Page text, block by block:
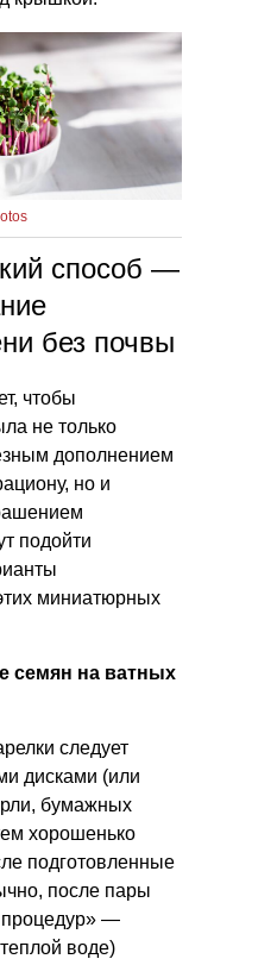
способ —
без почвы
чтобы
не только
дополнением
но и
подойти
миниатюрных
семян на ватных
следует
дисками (или
бумажных
хорошенько
подготовленные
после пары
процедур» —
воде)